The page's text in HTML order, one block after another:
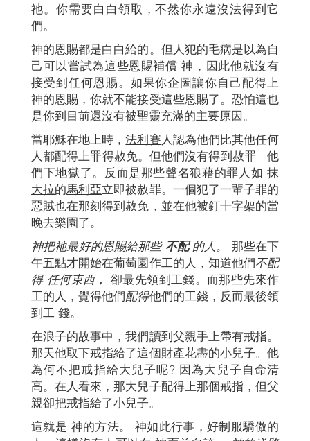
祂。你需要白白領取，不然你永遠沒法得到它
們。
神的恩賜都是白白給的。但人犯的毛病是以為自
己可以嘗試為這些恩賜補償 神，因此他就沒有
接受到任何恩賜。如果你企圖讓你自己配得上
神的恩賜，你就不能接受這些恩賜了。恐怕這也
是你到目前還沒有被聖靈充滿的主要原因。
當耶穌在地上時，法利賽 人認為他們比其他任何
人都配得上罪得赦免。但他們沒有得到赦罪 - 他
們下地獄了。反而是那些聲名狼藉的罪人如 抹
大拉的馬利亞立即被赦罪。一個犯了一輩子罪的
惡賊也在那刻得到赦免，並在他被釘十字架的當
晚去樂園了。
神把祂最好的恩賜給那些 不配 的人。
那些在下
午五點才開始在葡萄園作工的人，知道他們不配
得 任何東西，
卻最先領到工錢。而那些先來作
工的人，覺得他們配得他們的工錢，反而最後領
到工 錢。
在浪子的故事中，我們讀到父親手上帶有戒指。
那天他取下戒指給了這個財產花盡的小兒子。他
為何不把戒指給大兒子呢? 因為大兒子自命清
高。在人看來，那大兒子配得上那個戒指，但父
親卻把戒指給了小兒子。
這就是 神的方法。 神如此行事，好制服驕傲的